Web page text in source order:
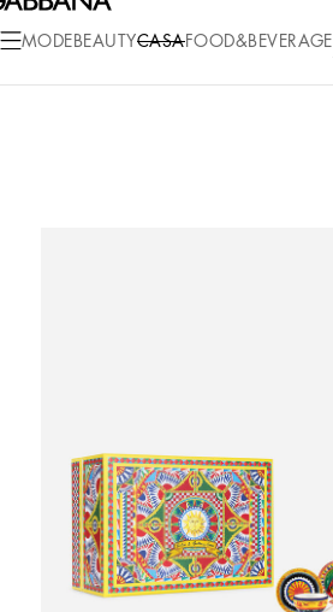
MODE BEAUTYCASAFOOD&BEVERAGE
COLLECTIONS